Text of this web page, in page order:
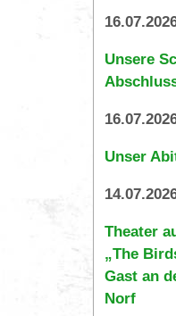
Unsere
Unser
Theater
„The
Gast an
Norf